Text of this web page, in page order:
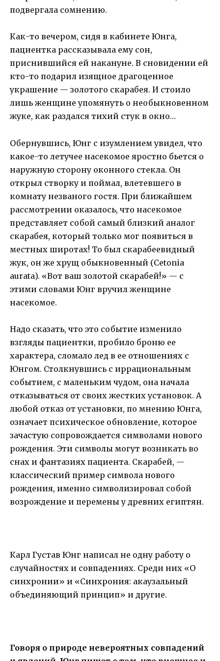
подвергала сомнению.
Как-то вечером, сидя в кабинете Юнга,
пациентка рассказывала ему сон,
приснившийся ей накануне. В сновидении ей
кто-то подарил изящное драгоценное
украшение — золотого скарабея. И стоило
лишь женщине упомянуть о необыкновенном
жуке, как раздался тихий стук в окно…
Обернувшись, Юнг с изумлением увидел, что
какое-то летучее насекомое яростно бьется о
наружную сторону оконного стекла. Он
открыл створку и поймал, влетевшего в
комнату незваного гостя. При ближайшем
рассмотрении оказалось, что насекомое
представляет собой самый близкий аналог
скарабея, который только мог появиться в
местных широтах! То был скарабеевидный
жук, он же хрущ обыкновенный (Cetonia
aurata). «Вот ваш золотой скарабей!» — с
этими словами Юнг вручил женщине
насекомое.
Надо сказать, что это событие изменило
взгляды пациентки, пробило броню ее
характера, сломало лед в ее отношениях с
Юнгом. Столкнувшись с иррациональным
событием, с маленьким чудом, она начала
отказываться от своих жестких установок. А
любой отказ от установки, по мнению Юнга,
означает психическое обновление, которое
зачастую сопровождается символами нового
рождения. Эти символы могут возникать во
снах и фантазиях пациента. Скарабей, —
классический пример символа нового
рождения, именно символизировал собой
возрождение и перемены у древних египтян.
Карл Густав Юнг написал не одну работу о
случайностях и совпадениях. Среди них «О
синхронии» и «Синхрония: акаузальный
объединяющий принцип» и другие.
Говоря о природе невероятных совпадений